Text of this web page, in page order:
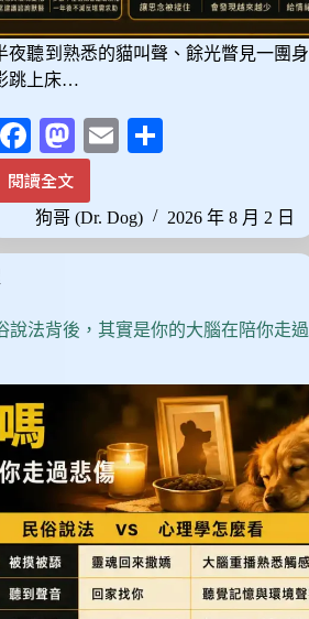
夜聽到熟悉的貓叫聲、餘光瞥見一團身
跳上床…
Fa
ce
bo
ok
M
as
to
do
E
ail
閱讀全文
半
夜
聽
到
聲、
牠
的
味
道？
貓
咪
離
世
後
那
狗哥 (Dr. Dog) 2026 年 8 月 2 日
說法背後，其實是你的大腦在陪你走過